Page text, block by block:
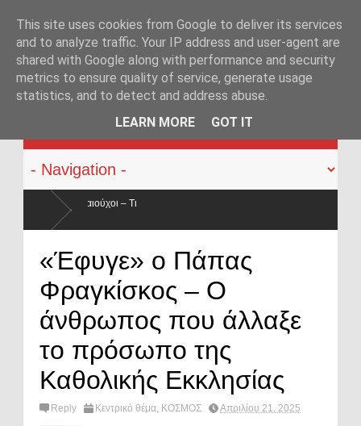
KATEHACKER
ο νόμος
«Έφυγε» ο Πάπας
Φραγκίσκος – Ο
άνθρωπος που άλλαξε
το πρόσωπο της
Καθολικής Εκκλησίας
Reply Κεντρικό θέμα, ΚΟΣΜΟΣ Απριλίου 21, 2025
This site uses cookies from Google to deliver its services
and to analyze traffic. Your IP address and user-agent are
shared with Google along with performance and security
metrics to ensure quality of service, generate usage
statistics, and to detect and address abuse.
LEARN MORE
GOT IT